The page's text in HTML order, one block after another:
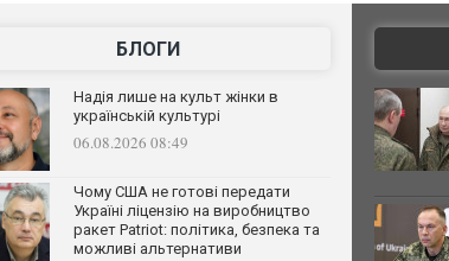
БЛОГИ
Надія лише на культ жінки в
українській культурі
06.08.2026 08:49
Чому США не готові передати
Україні ліцензію на виробництво
ракет Patriot: політика, безпека та
можливі альтернативи